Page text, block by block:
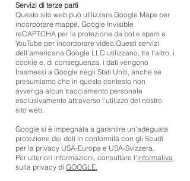
Servizi di terze parti
Questo sito web può utilizzare Google Maps per
incorporare mappe, Google Invisible
reCAPTCHA per la protezione da bot e spam e
YouTube per incorporare video.Questi servizi
dell'americana Google LLC utilizzano, tra l'altro, i
cookie e, di conseguenza, i dati vengono
trasmessi a Google negli Stati Uniti, anche se
presumiamo che in questo contesto non
avvenga alcun tracciamento personale
esclusivamente attraverso l'utilizzo del nostro
sito web.
Google si è impegnata a garantire un'adeguata
protezione dei dati in conformità con gli Scudi
per la privacy USA-Europa e USA-Svizzera.
Per ulteriori informazioni, consultare l'informativa
sulla privacy di GOOGLE.